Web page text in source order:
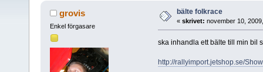
grovis
Enkel förgasare
bälte folkrace
« skrivet: november 10,
ska inhandla ett bälte till min bil
http://rallyimport.jetshop.se/